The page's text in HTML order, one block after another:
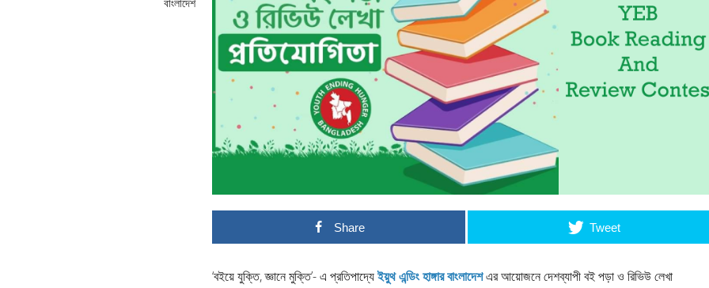
Share Tweet
‘বইয়ে যুক্তি, জ্ঞানে মুক্তি’- এ প্রতিপাদ্যেইয়ুথ এন্ডিং হাঙ্গার বাংলাদেশএর আয়োজনে দেশব্যাপী বই পড়া ও রিভিউ লেখা